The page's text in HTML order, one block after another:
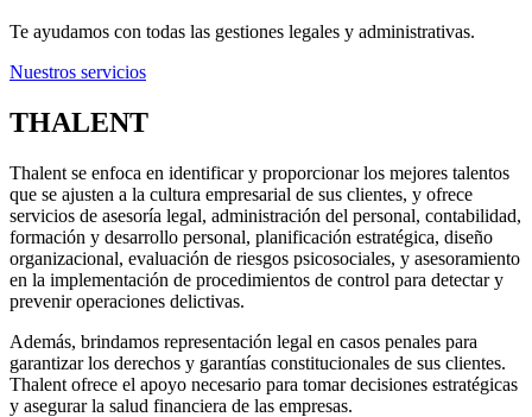
Te ayudamos con todas las gestiones legales y administrativas.
Nuestros servicios
THALENT
Thalent se enfoca en identificar y proporcionar los mejores talentos
que se ajusten a la cultura empresarial de sus clientes, y ofrece
servicios de asesoría legal, administración del personal, contabilidad,
formación y desarrollo personal, planificación estratégica, diseño
organizacional, evaluación de riesgos psicosociales, y asesoramiento
en la implementación de procedimientos de control para detectar y
prevenir operaciones delictivas.
Además, brindamos representación legal en casos penales para
garantizar los derechos y garantías constitucionales de sus clientes.
Thalent ofrece el apoyo necesario para tomar decisiones estratégicas
y asegurar la salud financiera de las empresas.